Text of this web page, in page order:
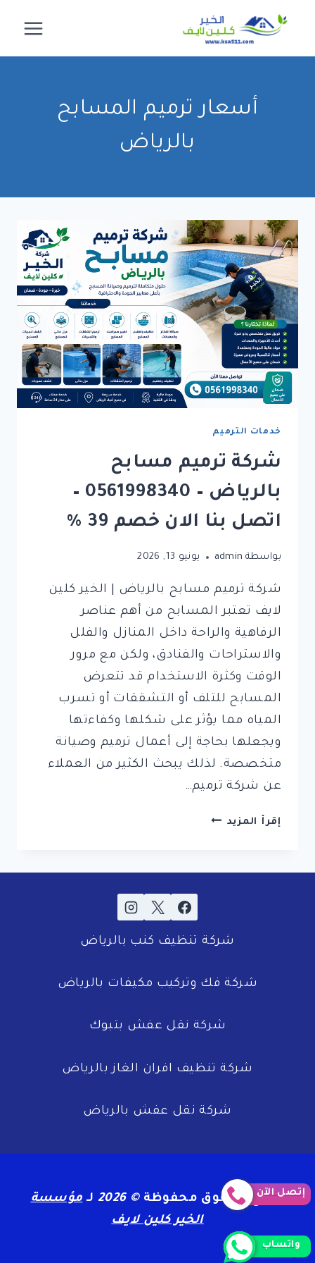
المحتوى
أسعار ترميم المسابح
بالرياض
خدمات الترميم
شركة ترميم مسابح
بالرياض – 0561998340 –
اتصل بنا الان خصم 39 %
بواسطة admin يونيو 13, 2026
شركة ترميم مسابح بالرياض | الخير كلين
لايف تعتبر المسابح من أهم عناصر
الرفاهية والراحة داخل المنازل والفلل
والاستراحات والفنادق، ولكن مع مرور
الوقت وكثرة الاستخدام قد تتعرض
المسابح للتلف أو التشققات أو تسرب
المياه مما يؤثر على شكلها وكفاءتها
ويجعلها بحاجة إلى أعمال ترميم وصيانة
متخصصة. لذلك يبحث الكثير من العملاء
عن شركة ترميم…
إقرأ المزيد شركة
بالرياض
0561998340
اتصل
الان
%
شركة تنظيف كنب بالرياض
شركة فك وتركيب مكيفات بالرياض
شركة نقل عفش بتبوك
شركة تنظيف افران الغاز بالرياض
شركة نقل عفش بالرياض
جميع الحقوق محفوظة© 2026 لـمؤسسة
الخير كلين لايف
إتصل الآن
واتساب